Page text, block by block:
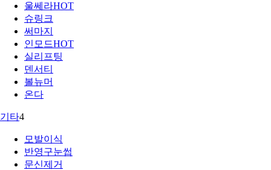
울쎄라HOT
슈링크
써마지
인모드HOT
실리프팅
덴서티
볼뉴머
온다
기타4
모발이식
반영구눈썹
문신제거